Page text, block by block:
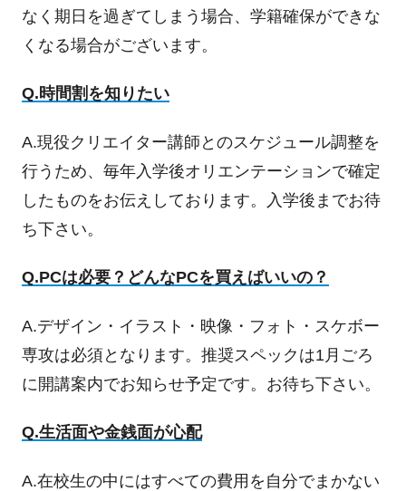
なく期日を過ぎてしまう場合、学籍確保ができな
くなる場合がございます。
Q.時間割を知りたい
A.現役クリエイター講師とのスケジュール調整を
行うため、毎年入学後オリエンテーションで確定
したものをお伝えしております。入学後までお待
ち下さい。
Q.PCは必要？どんなPCを買えばいいの？
A.デザイン・イラスト・映像・フォト・スケボー
専攻は必須となります。推奨スペックは1月ごろ
に開講案内でお知らせ予定です。お待ち下さい。
Q.生活面や金銭面が心配
A.在校生の中にはすべての費用を自分でまかない